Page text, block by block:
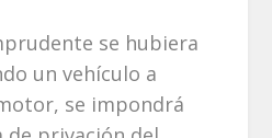
se hubiera
un vehículo a
se impondrá